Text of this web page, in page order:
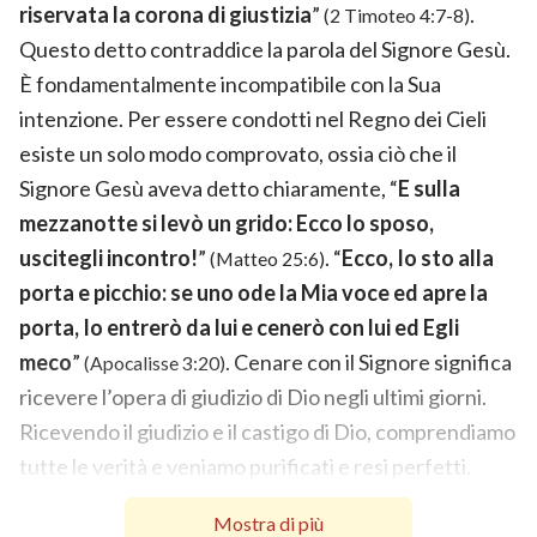
riservata la corona di giustizia” (2 Timoteo 4:7-8).
Questo detto contraddice la parola del Signore Gesù.
È fondamentalmente incompatibile con la Sua
intenzione. Per essere condotti nel Regno dei Cieli
esiste un solo modo comprovato, ossia ciò che il
Signore Gesù aveva detto chiaramente, “E sulla
mezzanotte si levò un grido: Ecco lo sposo,
uscitegli incontro!” (Matteo 25:6). “Ecco, Io sto alla
porta e picchio: se uno ode la Mia voce ed apre la
porta, Io entrerò da lui e cenerò con lui ed Egli
meco” (Apocalisse 3:20). Cenare con il Signore significa
ricevere l’opera di giudizio di Dio negli ultimi giorni.
Ricevendo il giudizio e il castigo di Dio, comprendiamo
tutte le verità e veniamo purificati e resi perfetti.
Questi sono i risultati della cena con il Signore. Perciò
Mostra di più